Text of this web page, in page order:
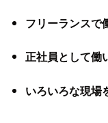
フリーランスで
正社員として働
いろいろな現場